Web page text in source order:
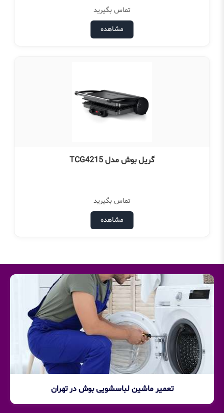
تماس بگیرید
مشاهده
گریل بوش مدل TCG4215
تماس بگیرید
مشاهده
تعمیر ماشین لباسشویی بوش در تهران